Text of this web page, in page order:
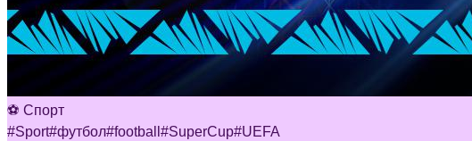
⚽ Спорт
#Sport#футбол#football #SuperCup#UEFA